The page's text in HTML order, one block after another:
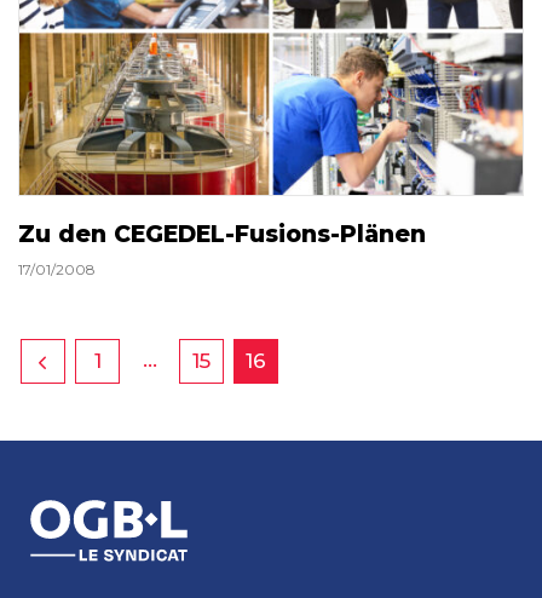
Zu den CEGEDEL-Fusions-Plänen
17/01/2008
1 … 15 16